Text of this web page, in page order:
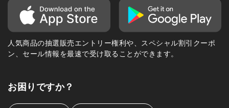
人気商品の抽選販売エントリー権利や、スペシャル割引クーポ
ン、セール情報を最速で受け取ることができます。
お困りですか？